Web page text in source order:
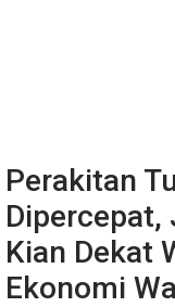
Perakitan
Dipercepat,
Kian Dekat
Ekonomi